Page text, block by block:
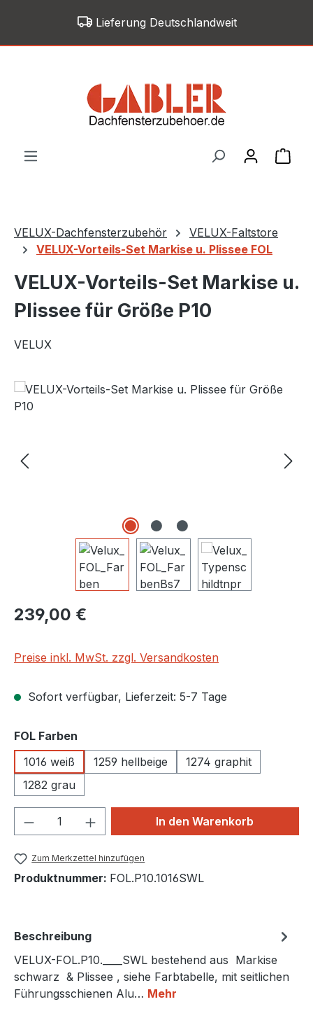
Zum Hauptinhalt springenLieferung Deutschlandweit
VELUX-Dachfensterzubehör
VELUX-Faltstore
VELUX-Vorteils-Set Markise u. Plissee FOL
VELUX-Vorteils-Set Markise u.
Plissee für Größe P10
VELUX
Bildergalerie überspringen
Regulärer Preis:
239,00 €
Preise inkl. MwSt. zzgl. Versandkosten
Sofort verfügbar, Lieferzeit: 5-7 Tage
FOL Farben
1016 weiß
1259 hellbeige
1274 graphit
1282 grau
Produkt Anzahl: Gib denIn den Warenkorb
Zum Merkzettel hinzufügen
Produktnummer: FOL.P10.1016SWL
Beschreibung
VELUX-FOL.P10.____SWL bestehend aus Markise
schwarz & Plissee , siehe Farbtabelle, mit seitlichen
Führungsschienen Alu… Mehr